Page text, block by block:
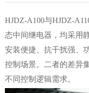
HJDZ-A100与HJDZ-
态中间继电器，均采用
安装便捷、抗干扰强、
控制场景。二者的差异
不同控制逻辑需求。